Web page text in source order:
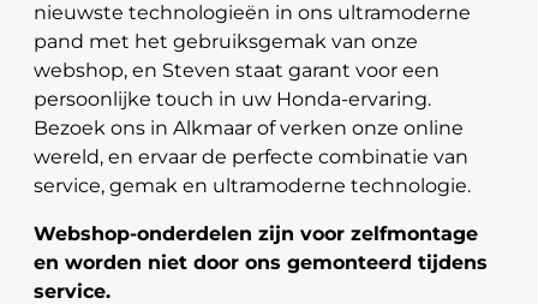
nieuwste technologieën in ons ultramoderne
pand met het gebruiksgemak van onze
webshop, en Steven staat garant voor een
persoonlijke touch in uw Honda-ervaring.
Bezoek ons in Alkmaar of verken onze online
wereld, en ervaar de perfecte combinatie van
service, gemak en ultramoderne technologie.
Webshop-onderdelen zijn voor zelfmontage
en worden niet door ons gemonteerd tijdens
service.